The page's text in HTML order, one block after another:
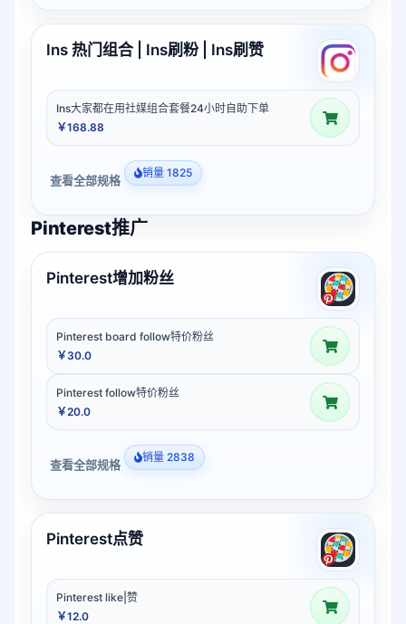
Ins 热门组合 | Ins刷粉 | Ins刷赞
Ins大家都在用社媒组合套餐24小时自助下单
￥168.88
查看全部规格 销量 1825
Pinterest推广
Pinterest增加粉丝
Pinterest board follow特价粉丝
￥30.0
Pinterest follow特价粉丝
￥20.0
查看全部规格 销量 2838
Pinterest点赞
Pinterest like|赞
￥12.0